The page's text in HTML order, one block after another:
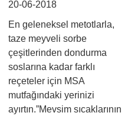
20-06-2018
En geleneksel metotlarla,
taze meyveli sorbe
çeşitlerinden dondurma
soslarına kadar farklı
reçeteler için MSA
mutfağındaki yerinizi
ayırtın.”Mevsim sıcaklarının